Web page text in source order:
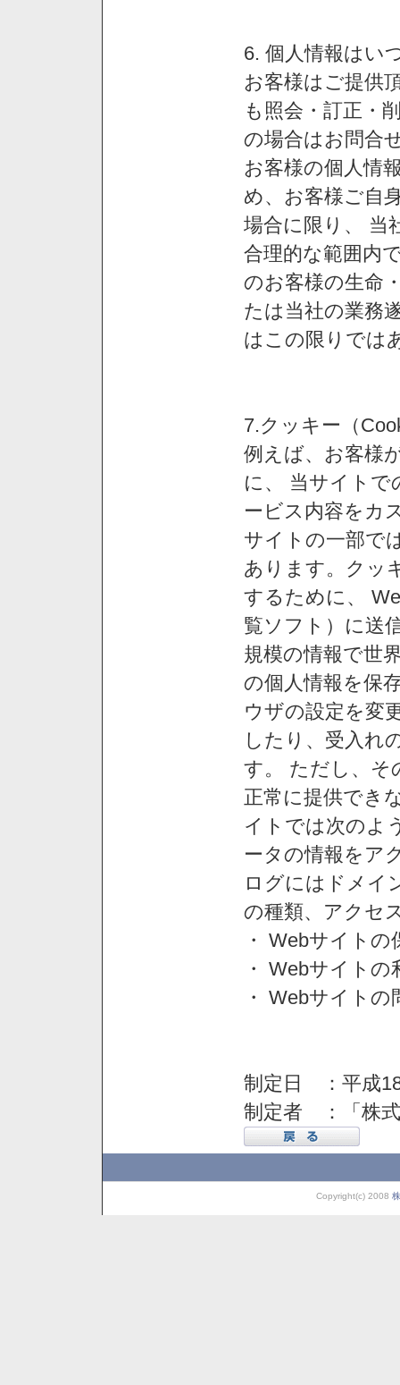
6. 個人情報はい
お客様はご提供
も照会・訂正・
の場合はお問合
お客様の個人情
め、お客様ご自
場合に限り、 当
合理的な範囲内
のお客様の生命
たは当社の業務
はこの限りでは
7.クッキー（
例えば、お客様
に、 当サイトで
ービス内容をカ
サイトの一部で
あります。クッ
するために、
覧ソフト）に送
規模の情報で世
の個人情報を保
ウザの設定を変
したり、受入れ
す。 ただし、そ
正常に提供でき
イトでは次のよ
ータの情報をア
ログにはドメイ
の種類、アクセ
・ Webサイトの
・ Webサイト
・ Webサイト
制定日 ：平成
制定者 ：「株
Copyright(c) 2008